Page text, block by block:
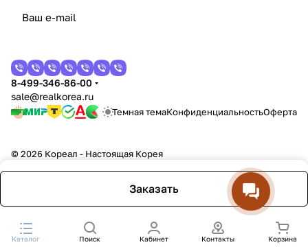
Заказать
Каталог Поиск Кабинет Контакты Корзина
8-499-346-86-00
sale@realkorea.ru
Темная темаКонфиденциальностьОферта
© 2026 Кореал - Настоящая Корея